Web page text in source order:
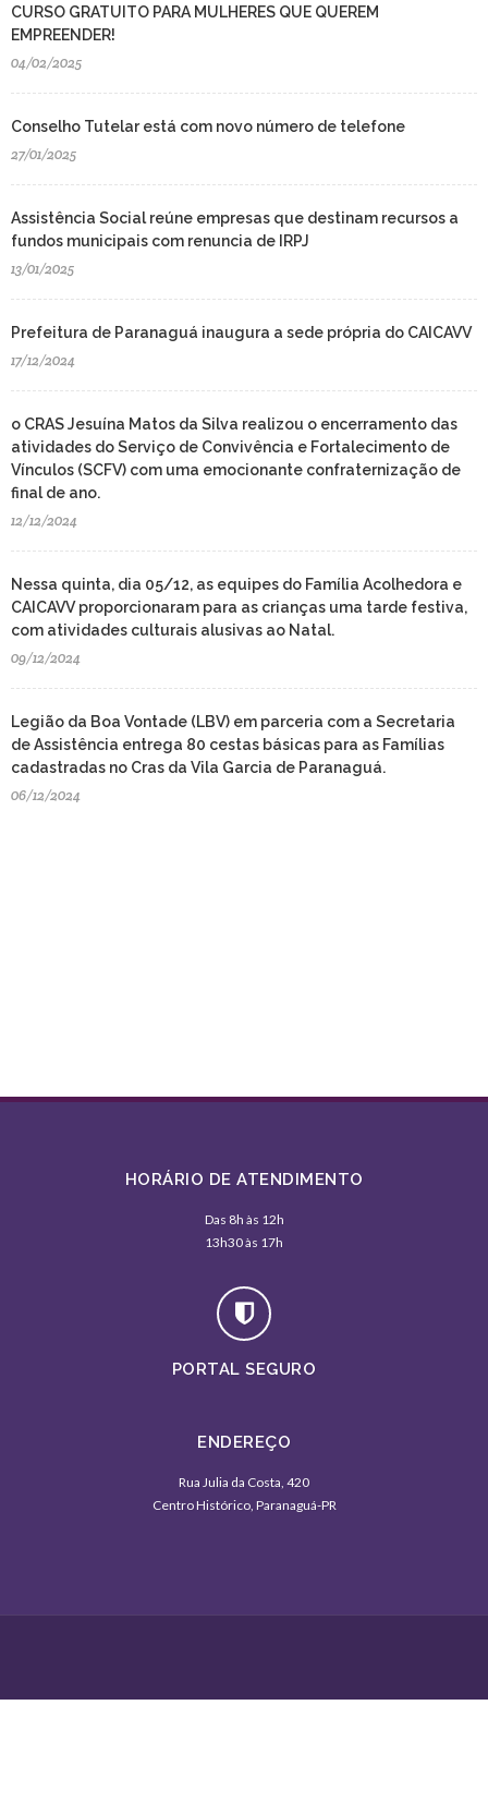
CURSO GRATUITO PARA MULHERES QUE QUEREM
EMPREENDER!
04/02/2025
Conselho Tutelar está com novo número de telefone
27/01/2025
Assistência Social reúne empresas que destinam recursos a
fundos municipais com renuncia de IRPJ
13/01/2025
Prefeitura de Paranaguá inaugura a sede própria do CAICAVV
17/12/2024
o CRAS Jesuína Matos da Silva realizou o encerramento das
atividades do Serviço de Convivência e Fortalecimento de
Vínculos (SCFV) com uma emocionante confraternização de
final de ano.
12/12/2024
Nessa quinta, dia 05/12, as equipes do Família Acolhedora e
CAICAVV proporcionaram para as crianças uma tarde festiva,
com atividades culturais alusivas ao Natal.
09/12/2024
Legião da Boa Vontade (LBV) em parceria com a Secretaria
de Assistência entrega 80 cestas básicas para as Famílias
cadastradas no Cras da Vila Garcia de Paranaguá.
06/12/2024
HORÁRIO DE ATENDIMENTO
Das 8h às 12h
13h30 às 17h
PORTAL SEGURO
ENDEREÇO
Rua Julia da Costa, 420
Centro Histórico, Paranaguá-PR